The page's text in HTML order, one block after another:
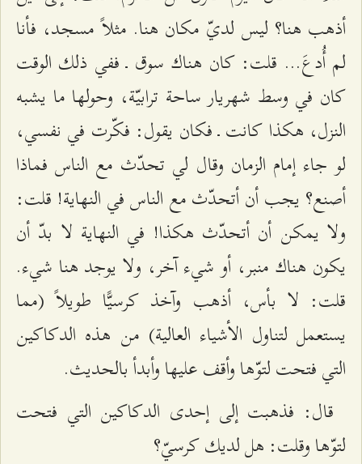
أذهب هنا؟ ليس لديّ مكان هنا. مثلاً مسجد، فأنا
لم أُدعَ... قلت: كان هناك سوق ـ ففي ذلك الوقت
كان في وسط شهريار ساحة ترابيّة، وحولها ما يشبه
النزل، هكذا كانت ـ فكان يقول: فكّرت في نفسي،
لو جاء إمام الزمان وقال لي تحدّث مع الناس فماذا
أصنع؟ يجب أن أتحدّث مع الناس في النهاية! قلت:
ولا يمكن أن أتحدّث هكذا! في النهاية لا بدّ أن
يكون هناك منبر، أو شيء آخر، ولا يوجد هنا شيء.
قلت: لا بأس، أذهب وآخذ كرسيًّا طويلاً (مما
يستعمل لتناول الأشياء العالية) من هذه الدكاكين
التي فتحت لتوّها وأقف عليها وأبدأ بالحديث.
قال: فذهبت إلى إحدى الدكاكين التي فتحت
لتوّها وقلت: هل لديك كرسيّ؟